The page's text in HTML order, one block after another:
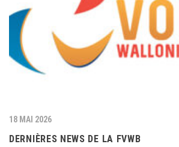
18 MAI 2026
DERNIÈRES NEWS DE LA FVWB